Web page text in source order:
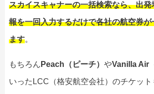
スカイスキャナーの一括検索なら、出
報を一回入力するだけで各社の航空券
ます。
もちろん Peach（ピーチ） やVanilla Air
いったLCC（格安航空会社）のチケッ